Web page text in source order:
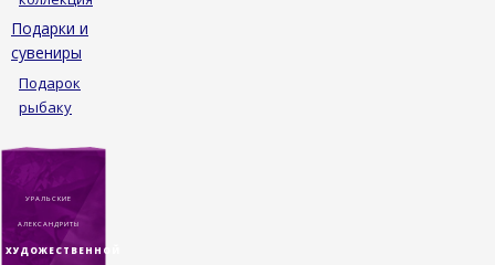
Подарки и
сувениры
Подарок
рыбаку
УРАЛЬСКИЕ
АЛЕКСАНДРИТЫ
ХУДОЖЕСТВЕННОЙ